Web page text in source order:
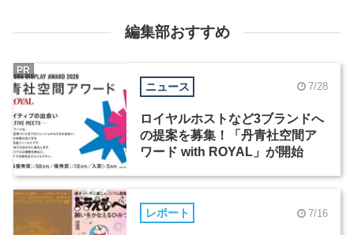
編集部おすすめ
ニュース 7/28
ロイヤルホストなど3ブランドへ
の提案を募集！「丹青社空間ア
ワード with ROYAL」が開始
PR
レポート 7/16